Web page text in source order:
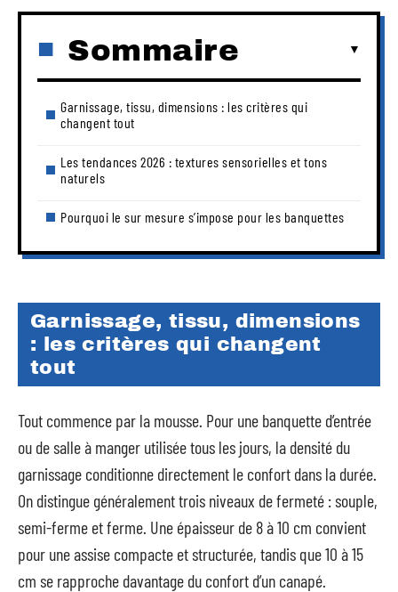
Sommaire
Garnissage, tissu, dimensions : les critères qui
changent tout
Les tendances 2026 : textures sensorielles et tons
naturels
Pourquoi le sur mesure s’impose pour les banquettes
Garnissage, tissu, dimensions
: les critères qui changent
tout
Tout commence par la mousse. Pour une banquette d’entrée
ou de salle à manger utilisée tous les jours, la densité du
garnissage conditionne directement le confort dans la durée.
On distingue généralement trois niveaux de fermeté : souple,
semi-ferme et ferme. Une épaisseur de 8 à 10 cm convient
pour une assise compacte et structurée, tandis que 10 à 15
cm se rapproche davantage du confort d’un canapé.